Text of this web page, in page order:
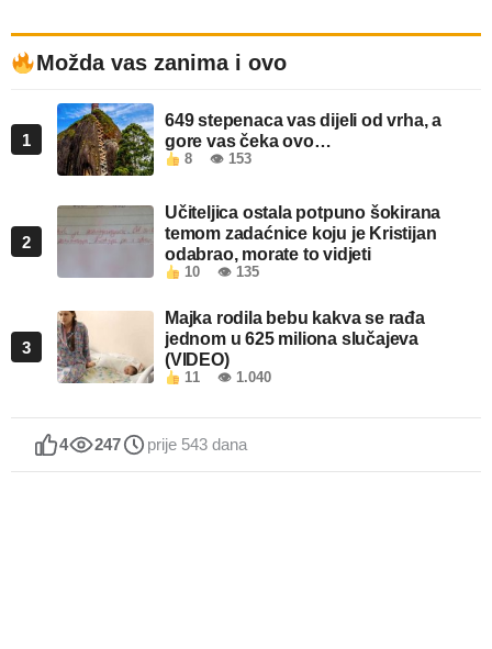
Možda vas zanima i ovo
1
649 stepenaca vas dijeli od vrha, a
gore vas čeka ovo…
8 👁 153
2
Učiteljica ostala potpuno šokirana
temom zadaćnice koju je Kristijan
odabrao, morate to vidjeti
10 👁 135
3
Majka rodila bebu kakva se rađa
jednom u 625 miliona slučajeva
(VIDEO)
11 👁 1.040
4 247 prije 543 dana